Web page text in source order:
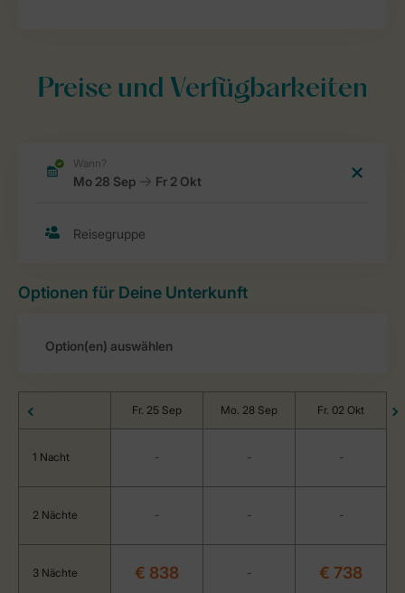
Preise und Verfügbarkeiten
Optionen für Deine Unterkunft
Fr. 25 Sep Mo. 28 Sep Fr. 02 Okt
1 Nacht - - -
2 Nächte - - -
3 Nächte € 838 - € 738